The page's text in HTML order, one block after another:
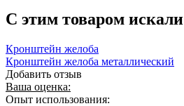
C этим товаром искали
Кронштейн желоба
Кронштейн желоба металлический
Добавить отзыв
Ваша оценка:
Опыт использования: